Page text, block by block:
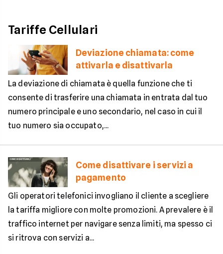
Tariffe Cellulari
Deviazione chiamata: come
attivarla e disattivarla
La deviazione di chiamata è quella funzione che ti
consente di trasferire una chiamata in entrata dal tuo
numero principale e uno secondario, nel caso in cui il
tuo numero sia occupato,...
Come disattivare i servizi a
pagamento
Gli operatori telefonici invogliano il cliente a scegliere
la tariffa migliore con molte promozioni. A prevalere è il
traffico internet per navigare senza limiti, ma spesso ci
si ritrova con servizi a...